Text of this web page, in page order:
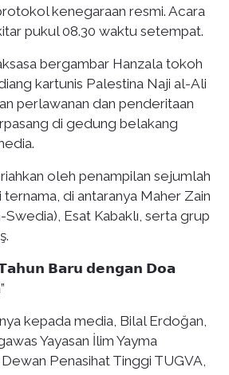
kenegaraan resmi. Acara
pukul 08.30 waktu setempat.
bergambar Hanzala tokoh
kartunis Palestina Naji al-Ali
perlawanan dan penderitaan
di gedung belakang
oleh penampilan sejumlah
ternama, di antaranya Maher Zain
Esat Kabaklı, serta grup
𝗕𝗮𝗿𝘂 𝗱𝗲𝗻𝗴𝗮𝗻 𝗗𝗼𝗮
kepada media, Bilal Erdoğan,
Yayasan İlim Yayma
Penasihat Tinggi TUGVA,